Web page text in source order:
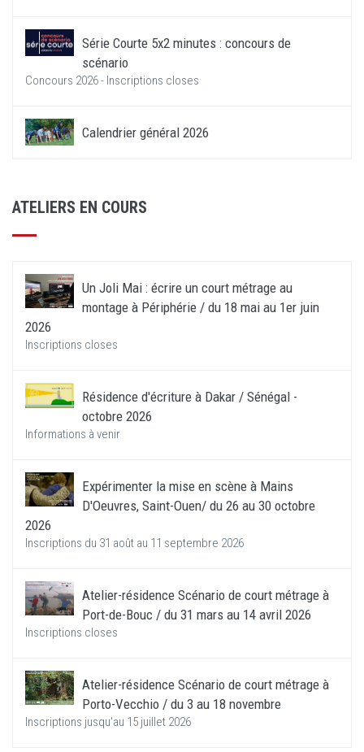
Série Courte 5x2 minutes : concours de
scénario
Concours 2026 - Inscriptions closes
Calendrier général 2026
ATELIERS EN COURS
Un Joli Mai : écrire un court métrage au
montage à Périphérie / du 18 mai au 1er juin
2026
Inscriptions closes
Résidence d'écriture à Dakar / Sénégal -
octobre 2026
Informations à venir
Expérimenter la mise en scène à Mains
D'Oeuvres, Saint-Ouen/ du 26 au 30 octobre
2026
Inscriptions du 31 août au 11 septembre 2026
Atelier-résidence Scénario de court métrage à
Port-de-Bouc / du 31 mars au 14 avril 2026
Inscriptions closes
Atelier-résidence Scénario de court métrage à
Porto-Vecchio / du 3 au 18 novembre
Inscriptions jusqu'au 15 juillet 2026